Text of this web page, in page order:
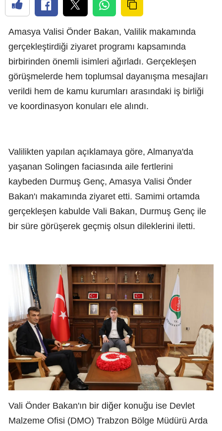
Amasya Valisi Önder Bakan, Valilik makamında
gerçekleştirdiği ziyaret programı kapsamında
birbirinden önemli isimleri ağırladı. Gerçekleşen
görüşmelerde hem toplumsal dayanışma mesajları
verildi hem de kamu kurumları arasındaki iş birliği
ve koordinasyon konuları ele alındı.
Valilikten yapılan açıklamaya göre, Almanya'da
yaşanan Solingen faciasında aile fertlerini
kaybeden Durmuş Genç, Amasya Valisi Önder
Bakan'ı makamında ziyaret etti. Samimi ortamda
gerçekleşen kabulde Vali Bakan, Durmuş Genç ile
bir süre görüşerek geçmiş olsun dileklerini iletti.
Vali Önder Bakan'ın bir diğer konuğu ise Devlet
Malzeme Ofisi (DMO) Trabzon Bölge Müdürü Arda